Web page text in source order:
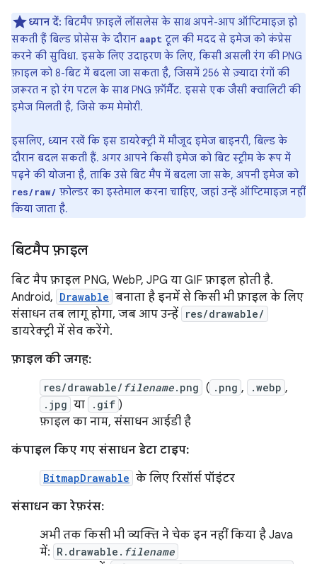
ध्यान दें: बिटमैप फ़ाइलें लॉसलेस के साथ अपने-आप ऑप्टिमाइज़ हो
सकती हैं बिल्ड प्रोसेस के दौरान aapt टूल की मदद से इमेज को कंप्रेस
करने की सुविधा. इसके लिए उदाहरण के लिए, किसी असली रंग की PNG
फ़ाइल को 8-बिट में बदला जा सकता है, जिसमें 256 से ज़्यादा रंगों की
ज़रूरत न हो रंग पटल के साथ PNG फ़ॉर्मैट. इससे एक जैसी क्वालिटी की
इमेज मिलती है, जिसे कम मेमोरी.
इसलिए, ध्यान रखें कि इस डायरेक्ट्री में मौजूद इमेज बाइनरी, बिल्ड के
दौरान बदल सकती हैं. अगर आपने किसी इमेज को बिट स्ट्रीम के रूप में
पढ़ने की योजना है, ताकि उसे बिट मैप में बदला जा सके, अपनी इमेज को
res/raw/ फ़ोल्डर का इस्तेमाल करना चाहिए, जहां उन्हें ऑप्टिमाइज़ नहीं
किया जाता है.
बिटमैप फ़ाइल
बिट मैप फ़ाइल PNG, WebP, JPG या GIF फ़ाइल होती है.
Android, Drawable बनाता है इनमें से किसी भी फ़ाइल के लिए
संसाधन तब लागू होगा, जब आप उन्हें res/drawable/
डायरेक्ट्री में सेव करेंगे.
फ़ाइल की जगह:
res/drawable/ filename.png ( .png , .webp ,
.jpg या .gif )
फ़ाइल का नाम, संसाधन आईडी है
कंपाइल किए गए संसाधन डेटा टाइप:
BitmapDrawable के लिए रिसॉर्स पॉइंटर
संसाधन का रेफ़रंस:
अभी तक किसी भी व्यक्ति ने चेक इन नहीं किया है Java
में: R.drawable. filename